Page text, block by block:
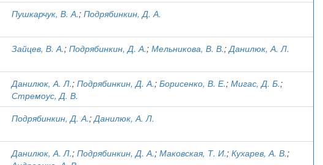
Пушкарчук, В. А.; Подрябинкин, Д. А.
Зайцев, В. А.; Подрябинкин, Д. А.; Мельникова, В. В.;Данилюк, А. Л.
Данилюк, А. Л.; Подрябинкин, Д. А.; Борисенко, В. Е.; Мигас, Д. Б.;
Стремоус, Д. В.
Подрябинкин, Д. А.;Данилюк, А. Л.
Данилюк, А. Л.; Подрябинкин, Д. А.; Маковская, Т. И.; Кухарев, А. В.;